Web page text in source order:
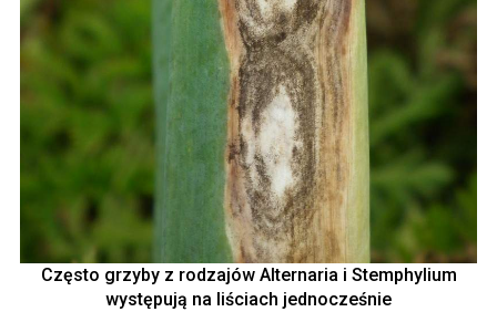
Często grzyby z rodzajów Alternaria i Stemphylium
występują na liściach jednocześnie